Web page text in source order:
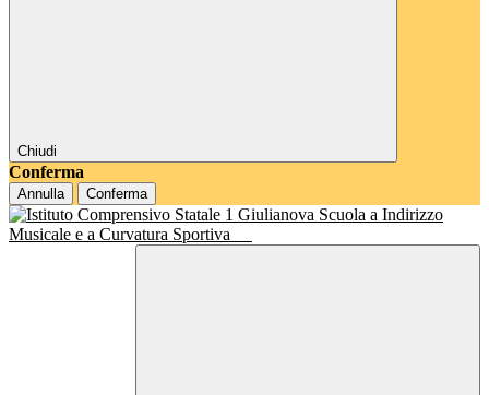
Chiudi
Conferma
Annulla Conferma
Scuola a Indirizzo
Musicale e a Curvatura Sportiva